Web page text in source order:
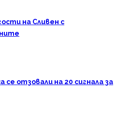
на Сливен с
се отзовали на 20 сигнала за